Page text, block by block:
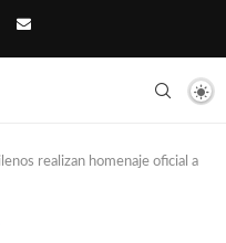
realizan homenaje oficial a